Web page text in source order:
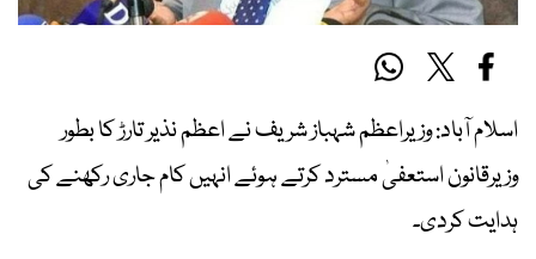
اسلام آباد: وزیراعظم شہباز شریف نے اعظم نذیر تارڑ کا بطور
وزیرقانون استعفیٰ مسترد کرتے ہوئے انہیں کام جاری رکھنے کی
ہدایت کردی۔